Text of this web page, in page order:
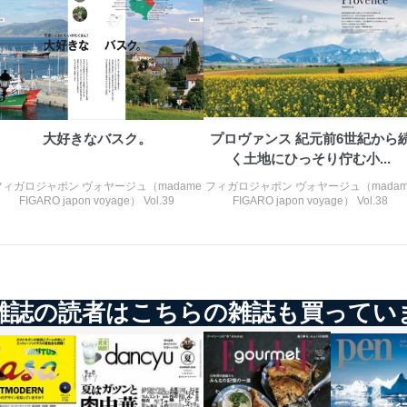
大好きなバスク。
ィガロジャポン ヴォヤージュ（madame
FIGARO japon voyage） Vol.39
プロヴァンス 紀元前6世紀から
く土地にひっそり佇む小...
フィガロジャポン ヴォヤージュ（
FIGARO japon voyage） Vol.38
誌の読者はこちらの雑誌も買ってい